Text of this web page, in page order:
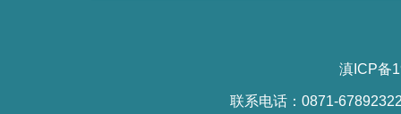
滇ICP备
联系电话：0871-